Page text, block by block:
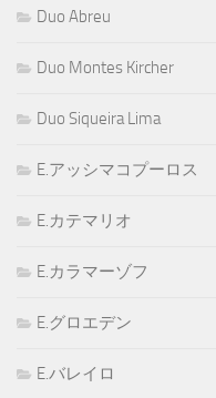
Duo Abreu
Duo Montes Kircher
Duo Siqueira Lima
E.アッシマコプーロス
E.カテマリオ
E.カラマーゾフ
E.グロエデン
E.バレイロ